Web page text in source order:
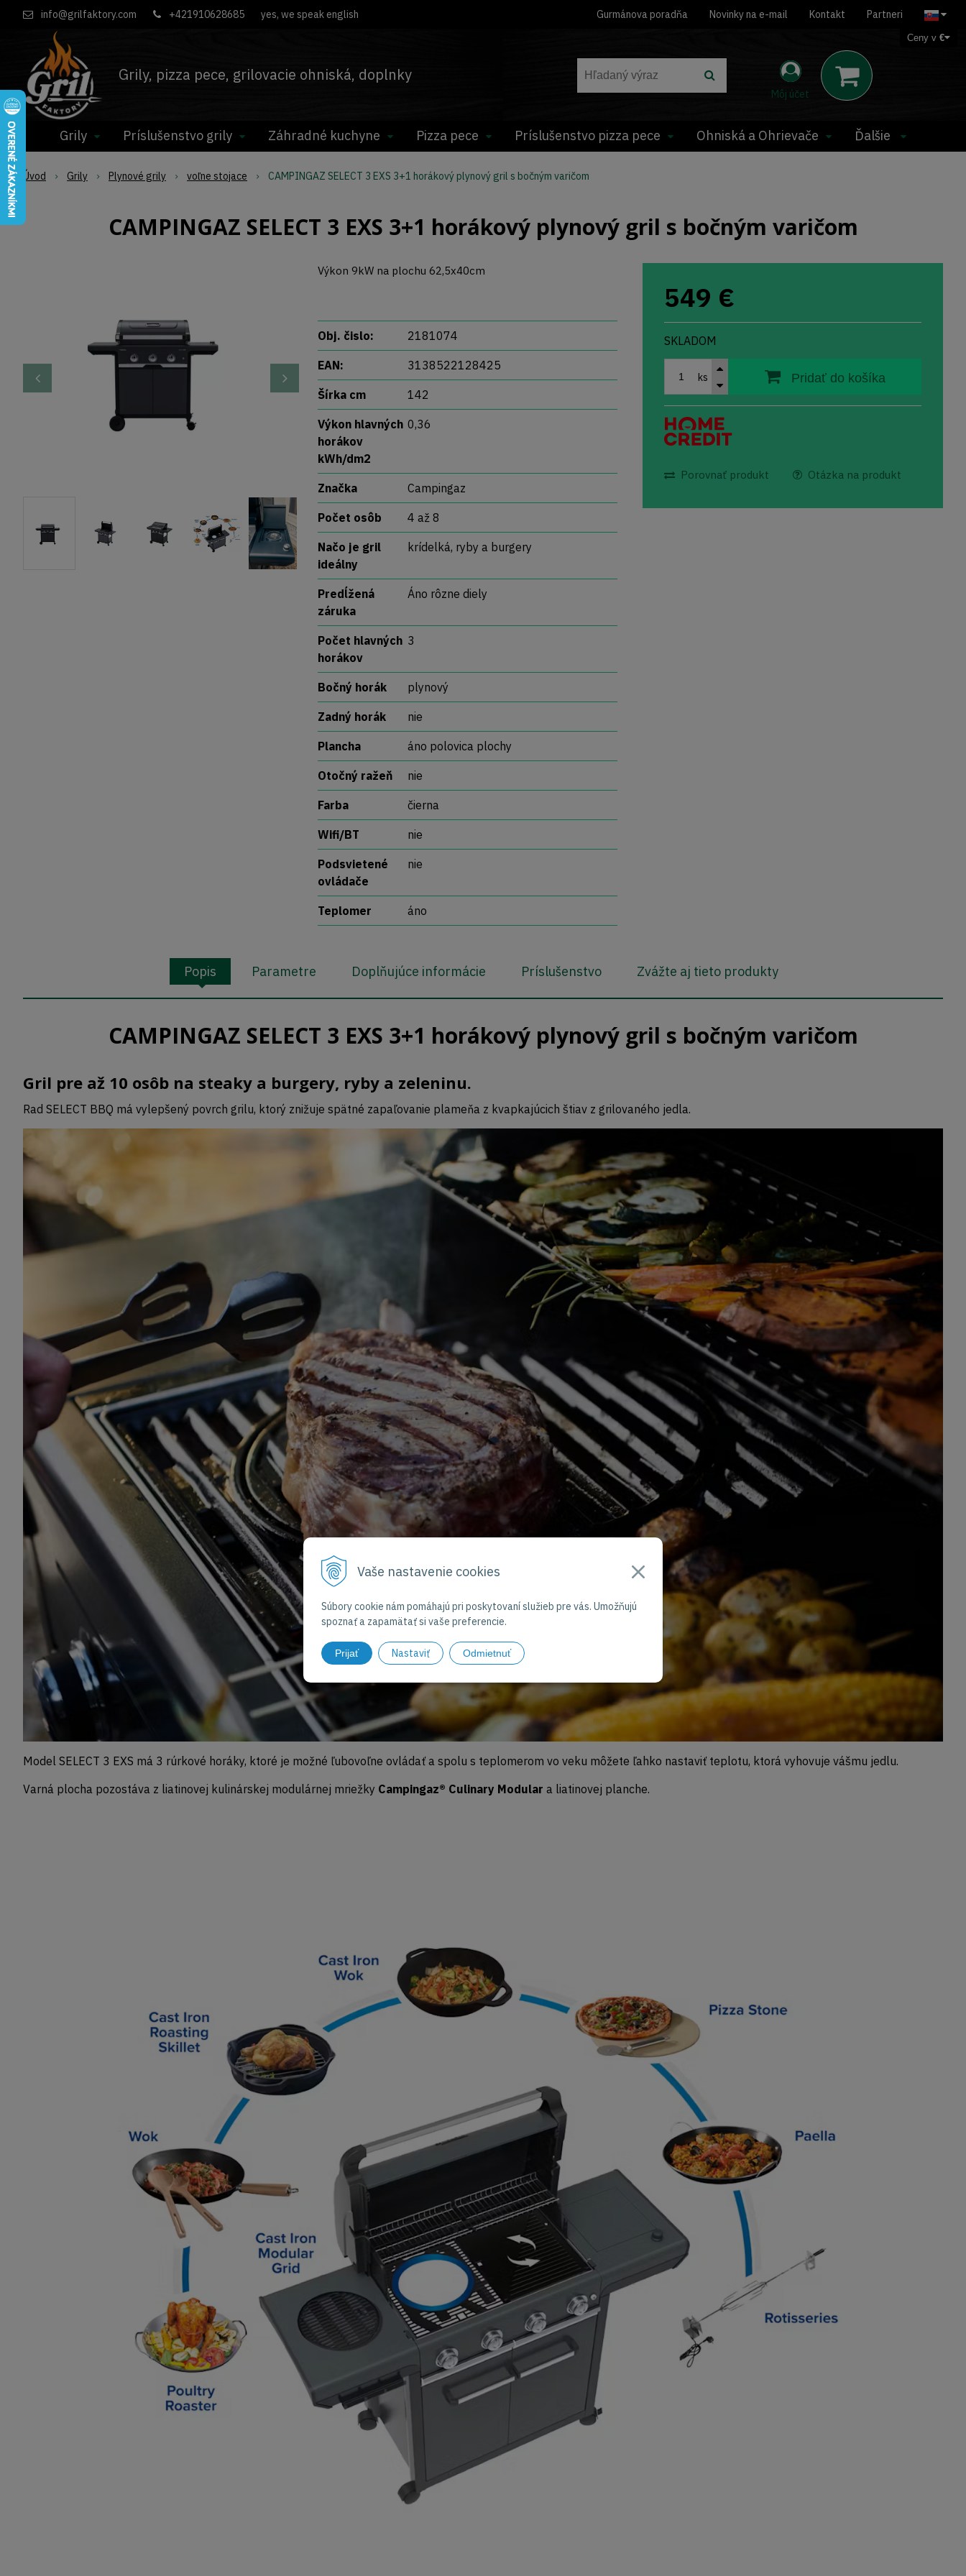
Vaše nastavenie cookies
Súbory cookie nám pomáhajú pri poskytovaní služieb pre vás. Umožňujú
spoznať a zapamätať si vaše preferencie.
Prijať Nastaviť Odmietnuť
Grily, pizza pece, grilovacie ohniská, doplnky
info@grilfaktory.com +421910628685 yes, we speak english Gurmánova poradňa Novinky na e-mail Kontakt Partneri
Môj účet
Ceny v €
Grily Príslušenstvo grily Záhradné kuchyne Pizza pece Príslušenstvo pizza pece Ohniská a Ohrievače Ďalšie
Úvod Grily Plynové grily voľne stojace CAMPINGAZ SELECT 3 EXS 3+1 horákový plynový gril s bočným varičom
CAMPINGAZ SELECT 3 EXS 3+1 horákový plynový gril s bočným varičom
549 €
SKLADOM
ks Pridať do košíka
Porovnať produkt Otázka na produkt
Výkon 9kW na plochu 62,5x40cm
Obj. čislo: 2181074
EAN: 3138522128425
Šírka cm 142
Výkon hlavných
horákov
kWh/dm2
0,36
Značka Campingaz
Počet osôb 4 až 8
Načo je gril
ideálny
krídelká, ryby a burgery
Predĺžená
záruka
Áno rôzne diely
Počet hlavných
horákov
3
Bočný horák plynový
Zadný horák nie
Plancha áno polovica plochy
Otočný ražeň nie
Farba čierna
Wifi/BT nie
Podsvietené
ovládače
nie
Teplomer áno
Popis Parametre Doplňujúce informácie Príslušenstvo Zvážte aj tieto produkty
CAMPINGAZ SELECT 3 EXS 3+1 horákový plynový gril s bočným varičom
Gril pre až 10 osôb na steaky a burgery, ryby a zeleninu.
Rad SELECT BBQ má vylepšený povrch grilu, ktorý znižuje spätné zapaľovanie plameňa z kvapkajúcich štiav z grilovaného jedla.
Model SELECT 3 EXS má 3 rúrkové horáky, ktoré je možné ľubovoľne ovládať a spolu s teplomerom vo veku môžete ľahko nastaviť teplotu, ktorá vyhovuje vášmu jedlu.
Varná plocha pozostáva z liatinovej kulinárskej modulárnej mriežky Campingaz® Culinary Modular a liatinovej planche.